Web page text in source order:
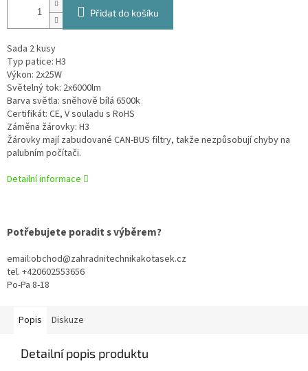
Přidat do košíku
Sada 2 kusy
Typ patice: H3
Výkon: 2x25W
Světelný tok: 2x6000lm
Barva světla: sněhově bílá 6500k
Certifikát: CE, V souladu s RoHS
Záměna žárovky: H3
Žárovky mají zabudované CAN-BUS filtry, takže nezpůsobují chyby na
palubním počítači.
Detailní informace
Potřebujete poradit s výběrem?
email:obchod@zahradnitechnikakotasek.cz
tel. +420602553656
Po-Pa 8-18
Popis Diskuze
Detailní popis produktu